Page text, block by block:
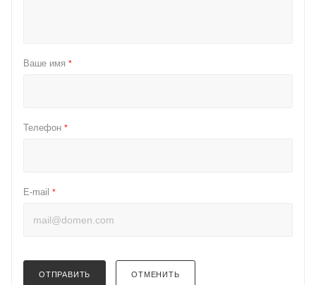
Ваше имя *
Телефон *
E-mail *
ОТПРАВИТЬ ОТМЕНИТЬ